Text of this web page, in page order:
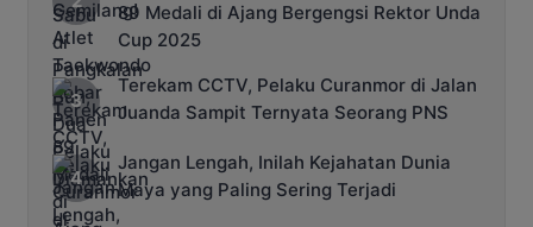
89 Medali di Ajang Bergengsi Rektor Unda
Cup 2025
Terekam CCTV, Pelaku Curanmor di Jalan
Juanda Sampit Ternyata Seorang PNS
Jangan Lengah, Inilah Kejahatan Dunia
Maya yang Paling Sering Terjadi